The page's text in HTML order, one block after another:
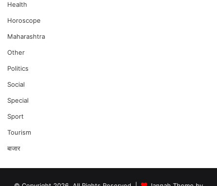
Health
Horoscope
Maharashtra
Other
Politics
Social
Special
Sport
Tourism
बाजार